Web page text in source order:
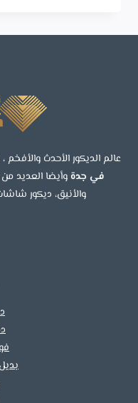
جدة
عالم الديكور الأحدث
في جدة وأيضا العديد
والأنيق، ديكور